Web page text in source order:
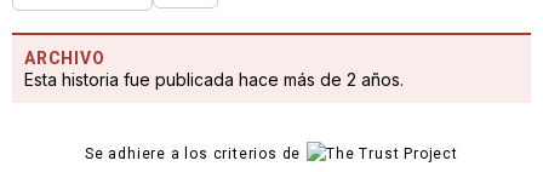
ARCHIVO
Esta historia fue publicada hace más de 2 años.
Se adhiere a los criterios de